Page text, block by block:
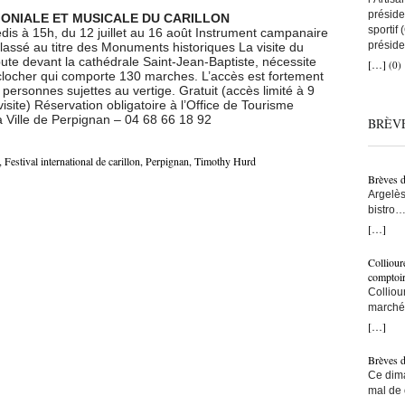
ET MUSICALE DU CARILLON
à 15h, du 12 juillet au 16 août Instrument campanaire
au titre des Monuments historiques La visite du
devant la cathédrale Saint-Jean-Baptiste, nécessite
qui comporte 130 marches. L’accès est fortement
sujettes au vertige. Gratuit (accès limité à 9
Réservation obligatoire à l’Office de Tourisme
Ville de Perpignan – 04 68 66 18 92
, Festival international de carillon, Perpignan, Timothy Hurd
sportif
a
une
monte
bras
l’on
ce
CMA
[…] (0)
Brèves
bistro…
– Ici,
bras…
crois
[…]
de-
bon !
tu le
[…]
Brèves
Ce
mal de